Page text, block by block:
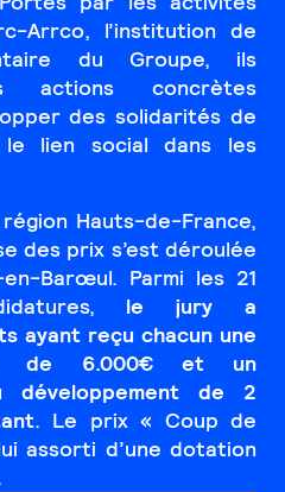
Arrco, l’institution de
du Groupe, ils
actions concrètes
des solidarités de
lien social dans les
Hauts-de-France,
des prix s’est déroulée
Barœul. Parmi les 21
le jury a
ayant reçu chacun une
de 6.000€ et un
développement de 2
. Le prix « Coup de
assorti d’une dotation